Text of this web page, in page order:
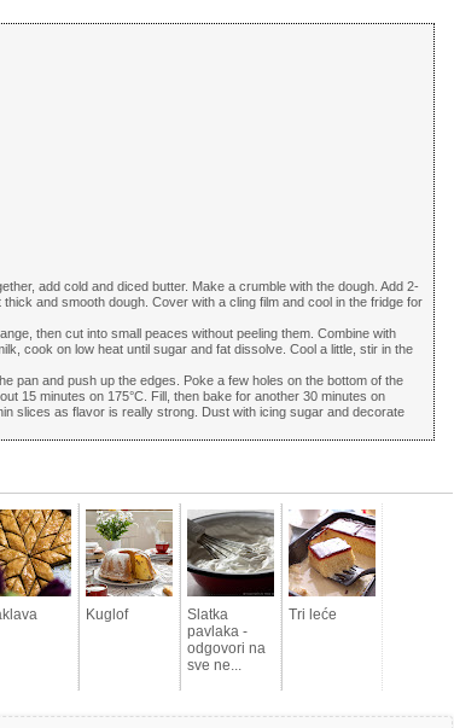
add cold and diced butter. Make a crumble with the dough. Add 2-
and smooth dough. Cover with a cling film and cool in the fridge for
then cut into small peaces without peeling them. Combine with
cook on low heat until sugar and fat dissolve. Cool a little, stir in the
pan and push up the edges. Poke a few holes on the bottom of the
15 minutes on 175°C. Fill, then bake for another 30 minutes on
slices as flavor is really strong. Dust with icing sugar and decorate
Kuglof
Slatka
pavlaka -
odgovori na
sve ne...
Tri leće